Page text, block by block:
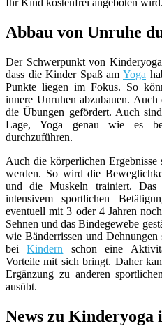
Ihr Kind kostenfrei angeboten wird.
Abbau von Unruhe
Der Schwerpunkt von
dass die Kinder Spaß am Yoga
Punkte liegen im Fokus. So
innere Unruhen abzubauen.
die Übungen gefördert. Auch
Lage, Yoga genau wie es
durchzuführen.
Auch die körperlichen Ergebnisse
werden. So wird die
und die Muskeln trainiert.
intensivem sportlichen
eventuell mit 3 oder 4 Jahren
Sehnen und das Bindegewebe
wie Bänderrissen und
beiKindern schon eine
Vorteile mit sich bringt. Daher
Ergänzung zu anderen
ausübt.
News zu Kinderyoga